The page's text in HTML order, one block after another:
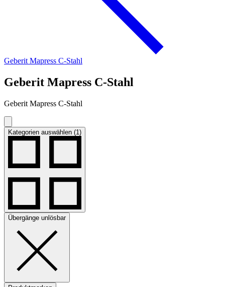
Geberit Mapress C-Stahl
Geberit Mapress C-Stahl
Geberit Mapress C-Stahl
Kategorien auswählen (1)
Übergänge unlösbar